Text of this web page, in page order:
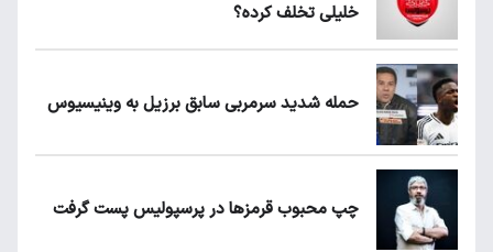
خلیلی تخلف کرده؟
حمله شدید سرمربی سابق برزیل به وینیسیوس
چپ محبوب قرمزها در پرسپولیس پست گرفت